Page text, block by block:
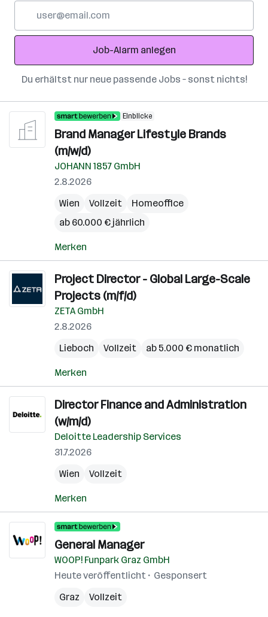
Adresse
Job-Alarm anlegen
Du erhältst nur neue passende Jobs – sonst nichts!
Einblicke
Brand Manager Lifestyle Brands
(m/w/d)
JOHANN 1857 GmbH
2.8.2026
Wien
Vollzeit
Homeoffice
ab 60.000 € jährlich
Merken
Project Director - Global Large-Scale
Projects (m/f/d)
ZETA GmbH
2.8.2026
Lieboch
Vollzeit ab 5.000 € monatlich
Merken
Director Finance and Administration
(w/m/d)
Deloitte Leadership Services
31.7.2026
Wien
Vollzeit
Merken
General Manager
WOOP! Funpark Graz GmbH
Heute veröffentlicht
Gesponsert
Graz
Vollzeit